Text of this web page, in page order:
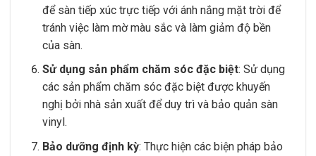
để sàn tiếp xúc trực tiếp với ánh nắng mặt trời để
tránh việc làm mờ màu sắc và làm giảm độ bền
của sàn.
Sử dụng sản phẩm chăm sóc đặc biệt: Sử dụng
các sản phẩm chăm sóc đặc biệt được khuyến
nghị bởi nhà sản xuất để duy trì và bảo quản sàn
vinyl.
Bảo dưỡng định kỳ: Thực hiện các biện pháp bảo